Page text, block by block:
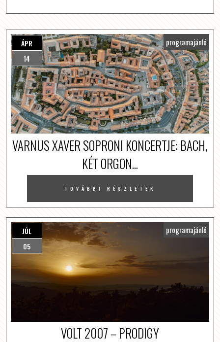
ÁPR
14
programajánló
VARNUS XAVER SOPRONI KONCERTJE: BACH,
KÉT ORGON...
TOVÁBBI RÉSZLETEK
JÚL
05
programajánló
VOLT 2007 – PRODIGY